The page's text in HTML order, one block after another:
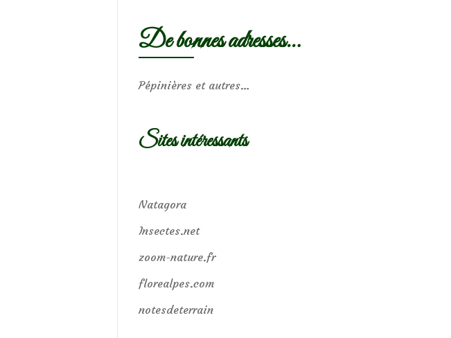
De bonnes adresses…
Pépinières et autres…
Sites intéressants
Natagora
Insectes.net
zoom-nature.fr
florealpes.com
notesdeterrain